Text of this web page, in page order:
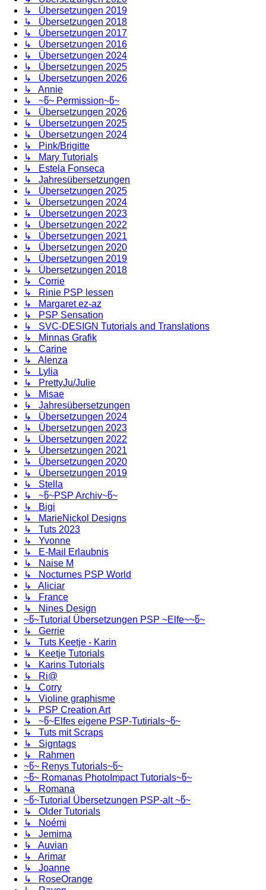
↳ Übersetzungen 2019
↳ Übersetzungen 2018
↳ Übersetzungen 2017
↳ Übersetzungen 2016
↳ Übersetzungen 2024
↳ Übersetzungen 2025
↳ Übersetzungen 2026
↳ Annie
↳ ~წ~ Permission~წ~
↳ Übersetzungen 2026
↳ Übersetzungen 2025
↳ Übersetzungen 2024
↳ Pink/Brigitte
↳ Mary Tutorials
↳ Estela Fonseca
↳ Jahresübersetzungen
↳ Übersetzungen 2025
↳ Übersetzungen 2024
↳ Übersetzungen 2023
↳ Übersetzungen 2022
↳ Übersetzungen 2021
↳ Übersetzungen 2020
↳ Übersetzungen 2019
↳ Übersetzungen 2018
↳ Corrie
↳ Rinie PSP lessen
↳ Margaret ez-az
↳ PSP Sensation
↳ SVC-DESIGN Tutorials and Translations
↳ Minnas Grafik
↳ Carine
↳ Alenza
↳ Lylia
↳ PrettyJu/Julie
↳ Misae
↳ Jahresübersetzungen
↳ Übersetzungen 2024
↳ Übersetzungen 2023
↳ Übersetzungen 2022
↳ Übersetzungen 2021
↳ Übersetzungen 2020
↳ Übersetzungen 2019
↳ Stella
↳ ~წ~PSP Archiv~წ~
↳ Bigi
↳ MarieNickol Designs
↳ Tuts 2023
↳ Yvonne
↳ E-Mail Erlaubnis
↳ Naise M
↳ Nocturnes PSP World
↳ Aliciar
↳ France
↳ Nines Design
~წ~Tutorial Übersetzungen PSP ~Elfe~~წ~
↳ Gerrie
↳ Tuts Keetje - Karin
↳ Keetje Tutorials
↳ Karins Tutorials
↳ Ri@
↳ Corry
↳ Violine graphisme
↳ PSP Creation Art
↳ ~წ~Elfes eigene PSP-Tutirials~წ~
↳ Tuts mit Scraps
↳ Signtags
↳ Rahmen
~წ~ Renys Tutorials~წ~
~წ~ Romanas PhotoImpact Tutorials~წ~
↳ Romana
~წ~Tutorial Übersetzungen PSP-alt ~წ~
↳ Older Tutorials
↳ Noémi
↳ Jemima
↳ Auvian
↳ Arimar
↳ Joanne
↳ RoseOrange